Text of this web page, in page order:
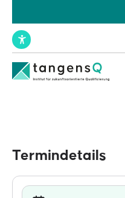
Termindetails